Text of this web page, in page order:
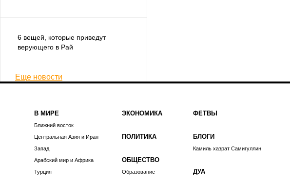
6 вещей, которые приведут
верующего в Рай
Еще новости
В МИРЕ
Ближний восток
Центральная Азия и Иран
Запад
Арабский мир и Африка
Турция
ЭКОНОМИКА
ПОЛИТИКА
ОБЩЕСТВО
Образование
ФЕТВЫ
БЛОГИ
Камиль хазрат Самигуллин
ДУА